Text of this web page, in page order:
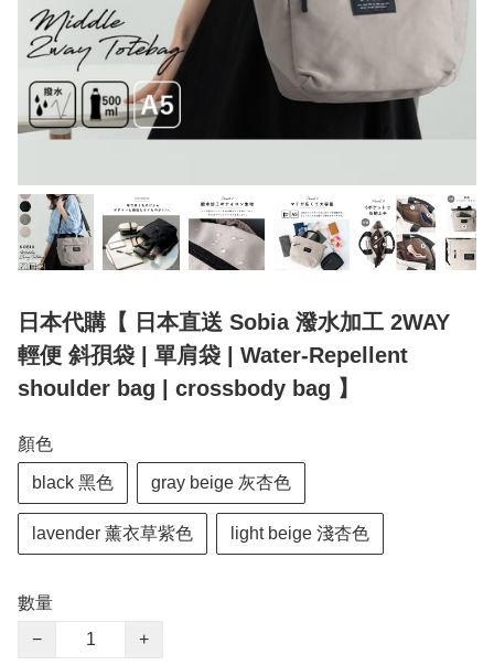
日本代購【 日本直送 Sobia 潑水加工 2WAY
輕便 斜孭袋 | 單肩袋 | Water-Repellent
shoulder bag | crossbody bag 】
顏色
black 黑色 gray beige 灰杏色
lavender 薰衣草紫色 light beige 淺杏色
數量
−
+